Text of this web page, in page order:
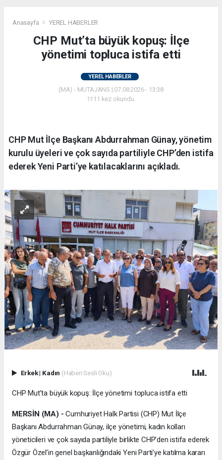
Anasayfa YEREL HABERLER
CHP Mut’ta büyük kopuş: İlçe
yönetimi topluca istifa etti
YEREL HABERLER
(MA) - MUTAJANS | 07.08.2026 - 13:38
1111 kez okundu.
CHP Mut İlçe Başkanı Abdurrahman Günay, yönetim
kurulu üyeleri ve çok sayıda partiliyle CHP’den istifa
ederek Yeni Parti’ye katılacaklarını açıkladı.
Erkek| Kadın (Haberi Sesli Oku)
CHP Mut’ta büyük kopuş: İlçe yönetimi topluca istifa etti
MERSİN (MA) - Cumhuriyet Halk Partisi (CHP) Mut İlçe
Başkanı Abdurrahman Günay, ilçe yönetimi, kadın kolları
yöneticileri ve çok sayıda partiliyle birlikte CHP’den istifa ederek
Özgür Özel’in genel başkanlığındaki Yeni Parti’ye katılma kararı